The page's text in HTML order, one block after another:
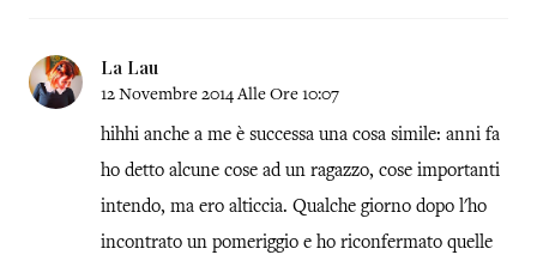
La Lau
12 Novembre 2014 Alle Ore 10:07
hihhi anche a me è successa una cosa simile: anni fa
ho detto alcune cose ad un ragazzo, cose importanti
intendo, ma ero alticcia. Qualche giorno dopo l'ho
incontrato un pomeriggio e ho riconfermato quelle